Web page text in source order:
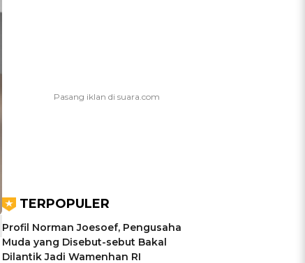
TERPOPULER
Profil Norman Joesoef, Pengusaha
Muda yang Disebut-sebut Bakal
Dilantik Jadi Wamenhan RI